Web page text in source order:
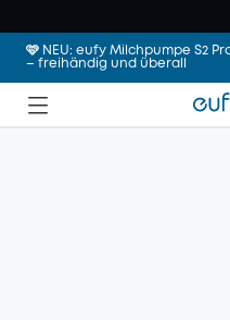
🩷 NEU: eufy Milchpumpe S2
– freihändig und überall